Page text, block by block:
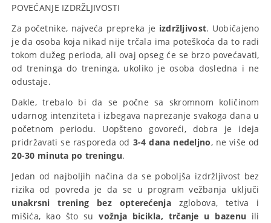
POVEĆANJE IZDRŽLJIVOSTI
Za početnike, najveća prepreka je izdržljivost. Uobičajeno
je da osoba koja nikad nije trčala ima poteškoća da to radi
tokom dužeg perioda, ali ovaj opseg će se brzo povećavati,
od treninga do treninga, ukoliko je osoba dosledna i ne
odustaje.
Dakle, trebalo bi da se počne sa skromnom količinom
udarnog intenziteta i izbegava naprezanje svakoga dana u
početnom periodu. Uopšteno govoreći, dobra je ideja
pridržavati se rasporeda od 3-4 dana nedeljno, ne više od
20-30 minuta po treningu.
Jedan od najboljih načina da se poboljša izdržljivost bez
rizika od povreda je da se u program vežbanja uključi
unakrsni trening
bez opterećenjazglobova, tetiva i
mišića, kao što suvožnja bicikla, trčanje u bazenu ili